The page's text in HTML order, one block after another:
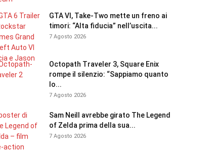
GTA VI, Take-Two mette un freno ai
timori: “Alta fiducia” nell’uscita...
7 Agosto 2026
Octopath Traveler 3, Square Enix
rompe il silenzio: “Sappiamo quanto
lo...
7 Agosto 2026
Sam Neill avrebbe girato The Legend
of Zelda prima della sua...
7 Agosto 2026